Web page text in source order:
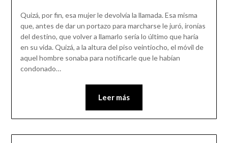
Quizá, por fin, esa mujer le devolvía la llamada. Esa misma
que, antes de dar un portazo para marcharse le juró, ironías
del destino, que volver a llamarlo sería lo último que haría
en su vida. Quizá, a la altura del piso veintiocho, el móvil de
aquel hombre sonaba para notificarle que le habían
condonado…
Leer más